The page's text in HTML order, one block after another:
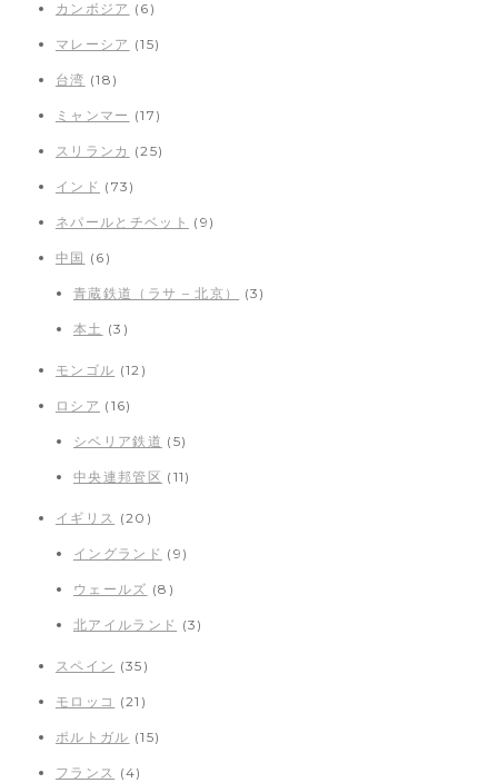
カンボジア (6)
マレーシア (15)
台湾 (18)
ミャンマー (17)
スリランカ (25)
インド (73)
ネパールとチベット (9)
中国 (6)
青蔵鉄道（ラサ – 北京） (3)
本土 (3)
モンゴル (12)
ロシア (16)
シベリア鉄道 (5)
中央連邦管区 (11)
イギリス (20)
イングランド (9)
ウェールズ (8)
北アイルランド (3)
スペイン (35)
モロッコ (21)
ポルトガル (15)
フランス (4)